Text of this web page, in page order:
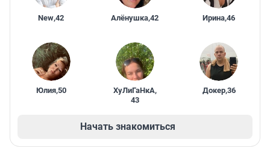
New,42 Алёнушка,42 Ирина,46
Юлия,50 ХуЛиГаНкА,
43
Докер,36
Начать знакомиться